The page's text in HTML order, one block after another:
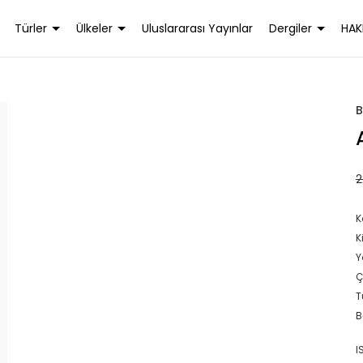
Türler Ülkeler Uluslararası Yayınlar Dergiler